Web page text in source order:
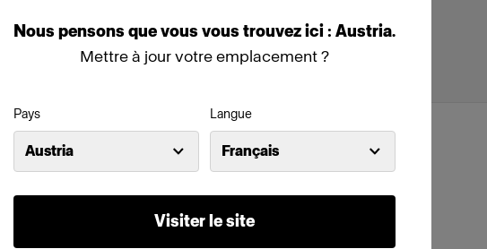
Nous pensons quevous vous trouvezici : Austria.
Mettre à jour votre emplacement ?
Pays
Austria
Langue
Français
Visiter le site